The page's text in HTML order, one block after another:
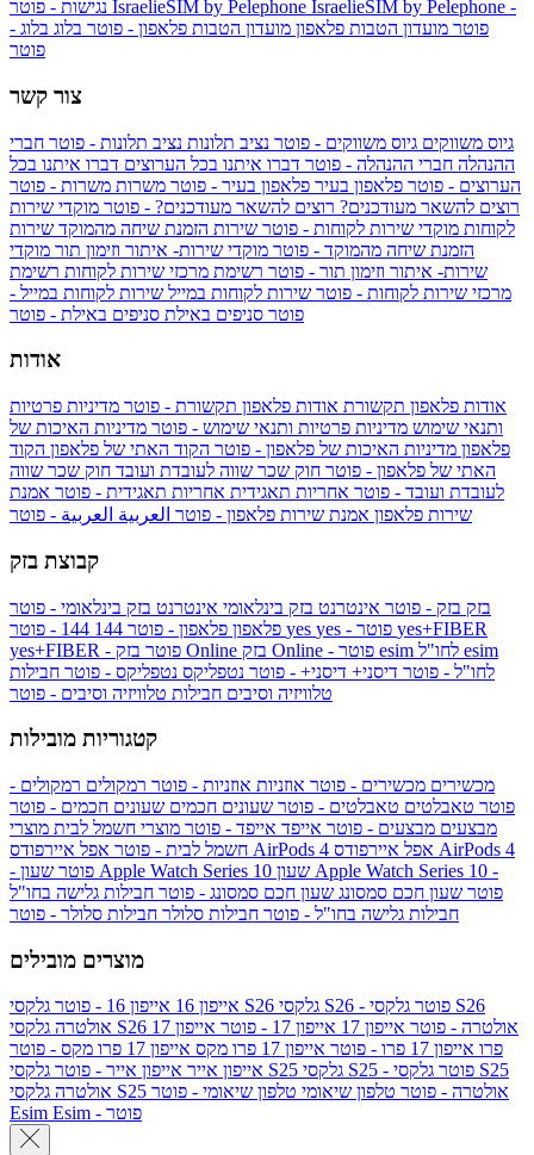
IsraelieSIM by Pelephone IsraelieSIM by Pelephone -
פוטר מועדון הטבות פלאפון מועדון הטבות פלאפון - פוטר בלוג בלוג -
פוטר
צור קשר
גיוס משווקים גיוס משווקים - פוטר נציב תלונות נציב תלונות - פוטר חברי
ההנהלה חברי ההנהלה - פוטר דברו איתנו בכל הערוצים דברו איתנו בכל
הערוצים - פוטר פלאפון בעיר פלאפון בעיר - פוטר משרות משרות - פוטר
רוצים להשאר מעודכנים? רוצים להשאר מעודכנים? - פוטר מוקדי שירות
לקוחות מוקדי שירות לקוחות - פוטר שירות הזמנת שיחה מהמוקד שירות
הזמנת שיחה מהמוקד - פוטר מוקדי שירות- איתור וזימון תור מוקדי
שירות- איתור וזימון תור - פוטר רשימת מרכזי שירות לקוחות רשימת
מרכזי שירות לקוחות - פוטר שירות לקוחות במייל שירות לקוחות במייל -
פוטר סניפים באילת סניפים באילת - פוטר
אודות
אודות פלאפון תקשורת אודות פלאפון תקשורת - פוטר מדיניות פרטיות
ותנאי שימוש מדיניות פרטיות ותנאי שימוש - פוטר מדיניות האיכות של
פלאפון מדיניות האיכות של פלאפון - פוטר הקוד האתי של פלאפון הקוד
האתי של פלאפון - פוטר חוק שכר שווה לעובדת ועובד חוק שכר שווה
לעובדת ועובד - פוטר אחריות תאגידית אחריות תאגידית - פוטר אמנת
שירות פלאפון אמנת שירות פלאפון - פוטר العربية العربية - פוטר
קבוצת בזק
בזק בזק - פוטר אינטרנט בזק בינלאומי אינטרנט בזק בינלאומי - פוטר
פלאפון פלאפון - פוטר 144 yes
yes+FIBER
yes+FIBER - פוטר בזק Online
esim
לחו"ל - פוטר דיסני+ דיסני+ - פוטר נטפליקס נטפליקס - פוטר חבילות
טלוויזיה וסיבים חבילות טלוויזיה וסיבים - פוטר
קטגוריות מובילות
מכשירים מכשירים - פוטר אוזניות אוזניות - פוטר רמקולים רמקולים -
פוטר טאבלטים טאבלטים - פוטר שעונים חכמים שעונים חכמים - פוטר
מבצעים מבצעים - פוטר אייפד אייפד - פוטר מוצרי חשמל לבית מוצרי
חשמל לבית - פוטר אפל איירפודס AirPods 4 אפל איירפודס AirPods 4
- פוטר שעון Apple Watch Series 10 שעון Apple Watch Series 10 -
פוטר שעון חכם סמסונג שעון חכם סמסונג - פוטר חבילות גלישה בחו"ל
חבילות גלישה בחו"ל - פוטר חבילות סלולר חבילות סלולר - פוטר
מוצרים מובילים
אייפון 16 אייפון 16 - פוטר גלקסי S26 גלקסי S26 - פוטר גלקסי S26
אולטרה
גלקסי S26 אולטרה - פוטר אייפון 17 אייפון 17 - פוטר
אייפון 17
פרו אייפון 17 פרו - פוטר אייפון 17 פרו מקס
אייפון 17 פרו מקס - פוטר
אייפון אייר אייפון אייר - פוטר גלקסי S25 גלקסי S25 - פוטר גלקסי S25
אולטרה
גלקסי S25 אולטרה - פוטר טלפון שיאומי טלפון שיאומי - פוטר
Esim
Esim - פוטר